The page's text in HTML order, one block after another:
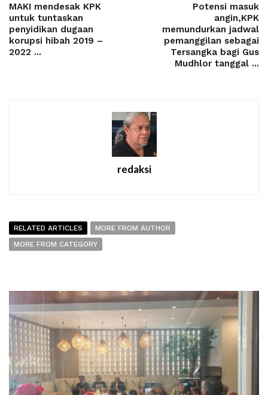
MAKI mendesak KPK
untuk tuntaskan
penyidikan dugaan
korupsi hibah 2019 –
2022 ...
Potensi masuk
angin,KPK
memundurkan jadwal
pemanggilan sebagai
Tersangka bagi Gus
Mudhlor tanggal ...
redaksi
RELATED ARTICLES
MORE FROM AUTHOR
MORE FROM CATEGORY